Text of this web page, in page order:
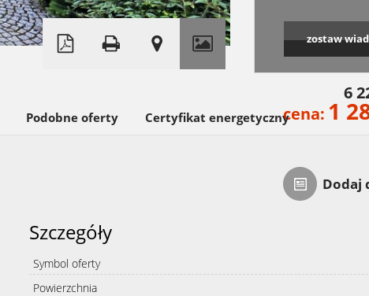
©OpenStreetMap contributors zostaw
6
cena: 1
Dodaj
Podobne oferty Certyfikat energetyczny
Szczegóły
Symbol oferty
Powierzchnia